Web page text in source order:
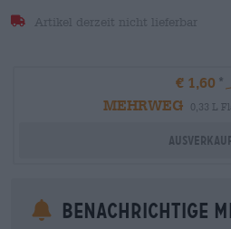
Artikel derzeit nicht lieferbar
€ 1,60
MEHRWEG
0,33 L
Benachrichtige